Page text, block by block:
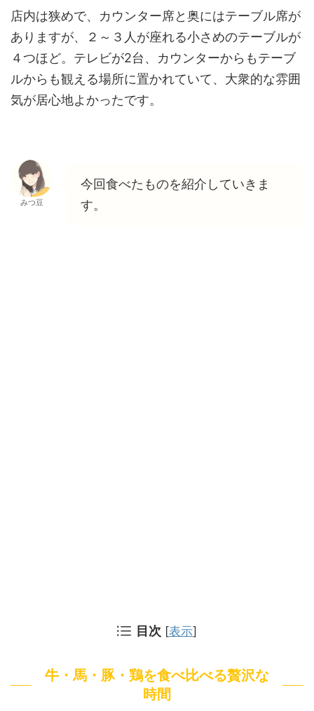
店内は狭めで、カウンター席と奥にはテーブル席が
ありますが、２～３人が座れる小さめのテーブルが
４つほど。テレビが2台、カウンターからもテーブ
ルからも観える場所に置かれていて、大衆的な雰囲
気が居心地よかったです。
みつ豆
今回食べたものを紹介していきま
す。
目次 [表示]
牛・馬・豚・鶏を食べ比べる贅沢な
時間